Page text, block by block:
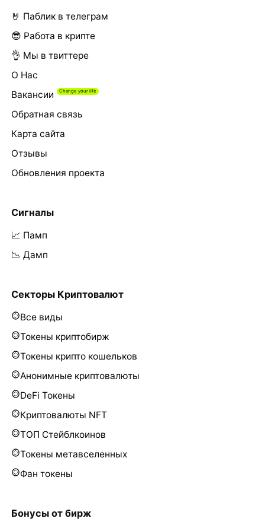
🤘 Паблик в телеграм
😎 Работа в крипте
👌 Мы в твиттере
О Нас
Вакансии
Обратная связь
Карта сайта
Отзывы
Обновления проекта
Сигналы
📈 Памп
📉 Дамп
Секторы Криптовалют
Все виды
Токены криптобирж
Токены крипто кошельков
Анонимные криптовалюты
DeFi Токены
Криптовалюты NFT
ТОП Стейблкоинов
Токены метавселенных
Фан токены
Бонусы от бирж